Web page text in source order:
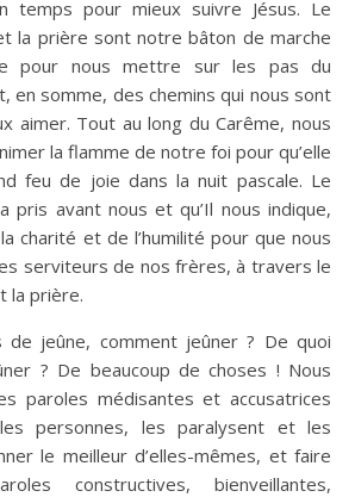
temps pour mieux suivre Jésus. Le
la prière sont notre bâton de marche
pour nous mettre sur les pas du
en somme, des chemins qui nous sont
aimer. Tout au long du Carême, nous
la flamme de notre foi pour qu’elle
feu de joie dans la nuit pascale. Le
pris avant nous et qu’Il nous indique,
charité et de l’humilité pour que nous
serviteurs de nos frères, à travers le
la prière.
de jeûne, comment jeûner ? De quoi
? De beaucoup de choses ! Nous
paroles médisantes et accusatrices
personnes, les paralysent et les
le meilleur d’elles-mêmes, et faire
constructives, bienveillantes,